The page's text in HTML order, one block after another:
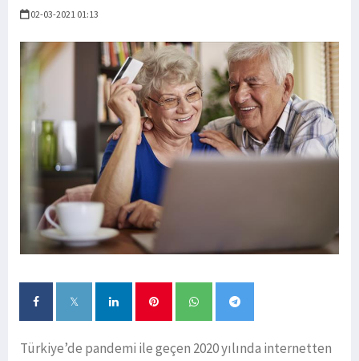
02-03-2021 01:13
Türkiye’de pandemi ile geçen 2020 yılında internetten